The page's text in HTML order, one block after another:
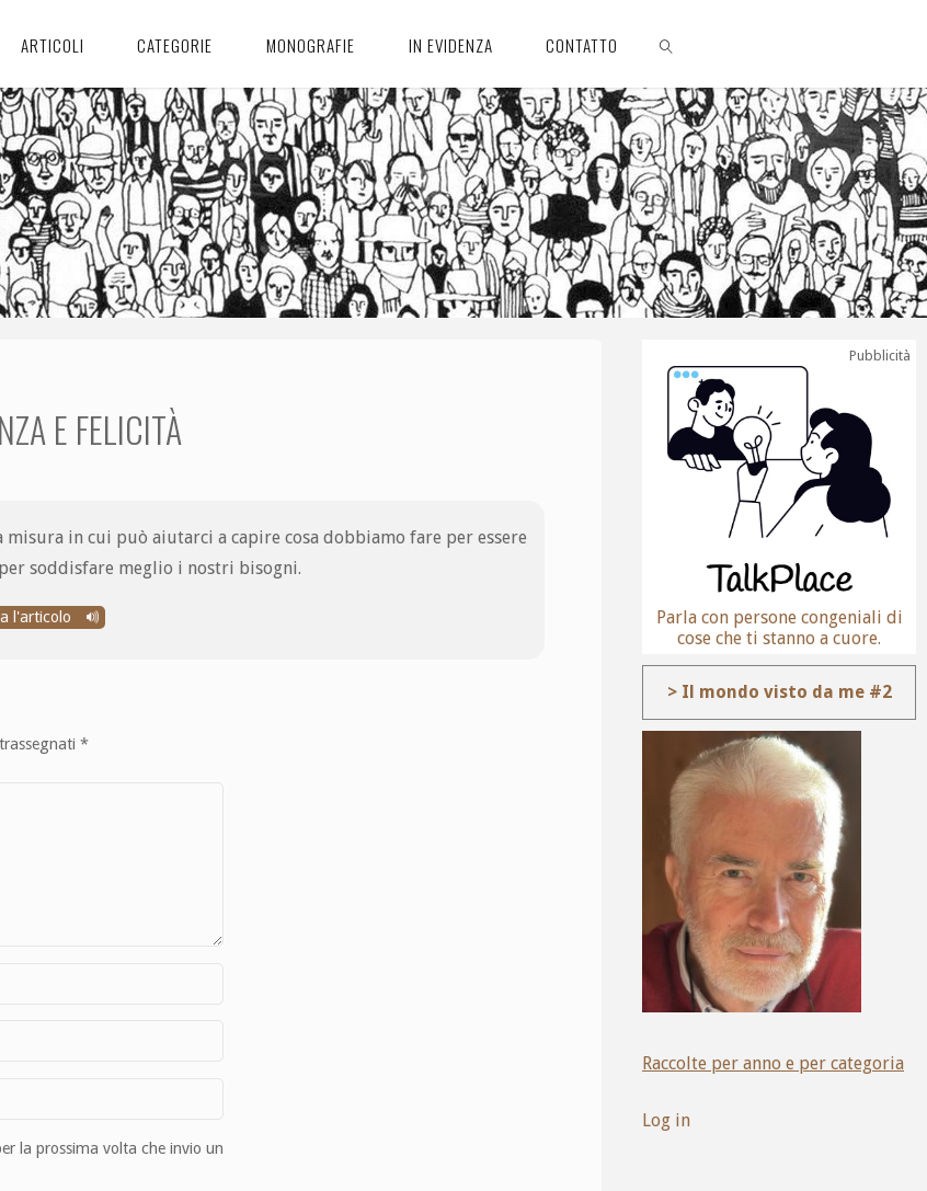
ARTICOLI CATEGORIE MONOGRAFIE IN EVIDENZA CONTATTO
CERCA
E FELICITÀ
misura in cui può aiutarci a capire cosa dobbiamo fare per essere
soddisfare meglio i nostri bisogni.
l'articolo
*
la prossima volta che invio un
Pubblicità
Parla con persone congeniali di
cose che ti stanno a cuore.
> Il mondo visto da me #2
Raccolte per anno e per categoria
Log in